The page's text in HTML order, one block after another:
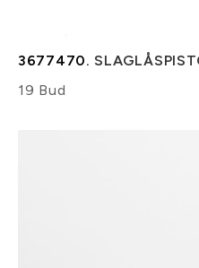
3677470.
19 Bud